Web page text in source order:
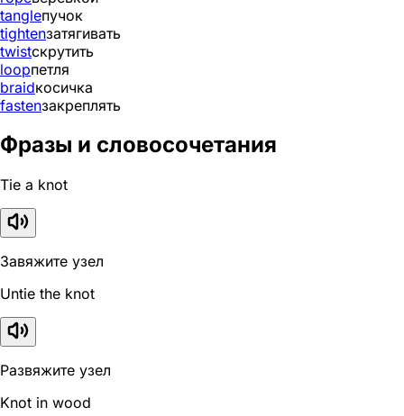
tangleпучок
tightenзатягивать
twistскрутить
loopпетля
braidкосичка
fastenзакреплять
Фразы и словосочетания
Tie a knot
Завяжите узел
Untie the knot
Развяжите узел
Knot in wood